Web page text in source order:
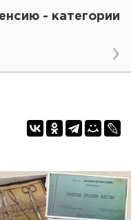
- категории